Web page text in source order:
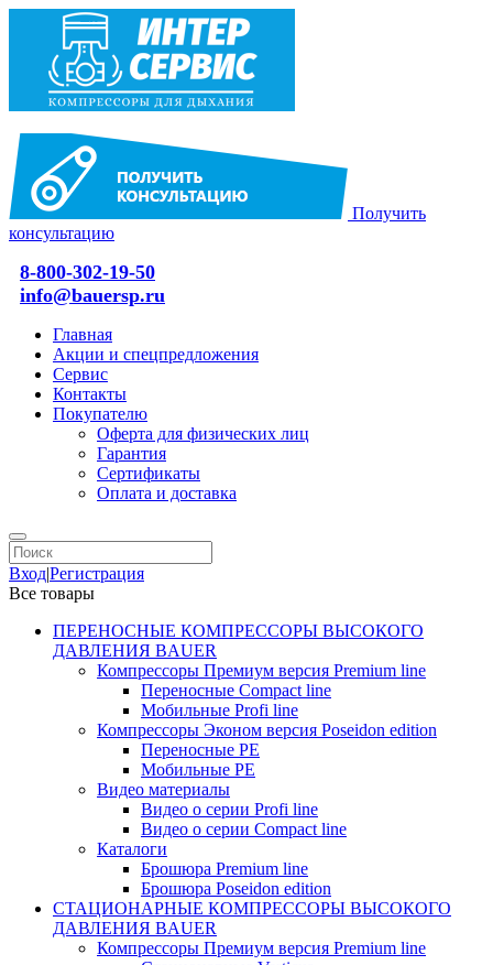
Получить
консультацию
8-800-302-19-50
info@bauersp.ru
Главная
Акции и спецпредложения
Сервис
Контакты
Покупателю
Оферта для физических лиц
Гарантия
Сертификаты
Оплата и доставка
Вход|Регистрация
Все товары
ПЕРЕНОСНЫЕ КОМПРЕССОРЫ ВЫСОКОГО
ДАВЛЕНИЯ BAUER
Компрессоры Премиум версия Premium line
Переносные Compact line
Мобильные Profi line
Компрессоры Эконом версия Poseidon edition
Переносные PE
Мобильные PE
Видео материалы
Видео о серии Profi line
Видео о серии Compact line
Каталоги
Брошюра Premium line
Брошюра Poseidon edition
СТАЦИОНАРНЫЕ КОМПРЕССОРЫ ВЫСОКОГО
ДАВЛЕНИЯ BAUER
Компрессоры Премиум версия Premium line